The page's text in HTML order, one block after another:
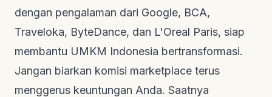
dengan pengalaman dari Google, BCA,
Traveloka, ByteDance, dan L'Oreal Paris, siap
membantu UMKM Indonesia bertransformasi.
Jangan biarkan komisi marketplace terus
menggerus keuntungan Anda. Saatnya